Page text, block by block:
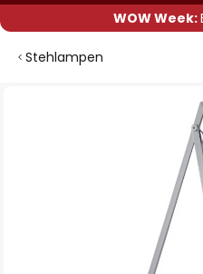
WOW Week:
Stehlampen